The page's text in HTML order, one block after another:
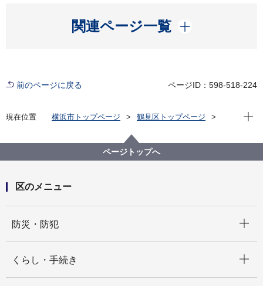
関連ページ一覧
開く
前のページに戻る ページID：598-518-224
現在位置 横浜市トップページ
鶴見区トップページ
現在
ページトップへ
区のメニュー
防災・防犯
くらし・手続き